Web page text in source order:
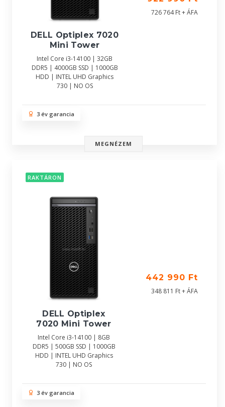
DELL Optiplex 7020
Mini Tower
Intel Core i3-14100 | 32GB
DDR5 | 4000GB SSD | 1000GB
HDD | INTEL UHD Graphics
730 | NO OS
726 764 Ft + ÁFA
3 év garancia
MEGNÉZEM
RAKTÁRON
DELL Optiplex
7020 Mini Tower
Intel Core i3-14100 | 8GB
DDR5 | 500GB SSD | 1000GB
HDD | INTEL UHD Graphics
730 | NO OS
442 990 Ft
348 811 Ft + ÁFA
3 év garancia